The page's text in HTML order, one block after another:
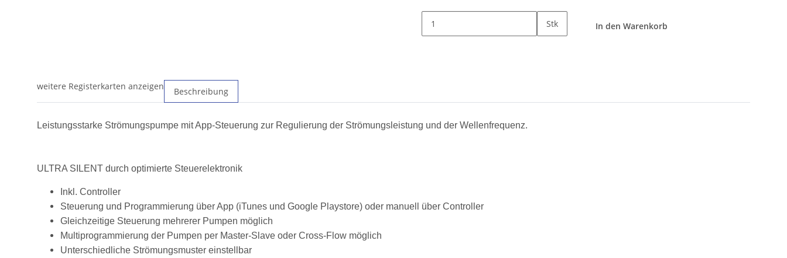
Stk In den Warenkorb
weitere Registerkarten anzeigen Beschreibung
Leistungsstarke Strömungspumpe mit App-Steuerung zur Regulierung der Strömungsleistung und der Wellenfrequenz.
ULTRA SILENT durch optimierte Steuerelektronik
Inkl. Controller
Steuerung und Programmierung über App (iTunes und Google Playstore) oder manuell über Controller
Gleichzeitige Steuerung mehrerer Pumpen möglich
Multiprogrammierung der Pumpen per Master-Slave oder Cross-Flow möglich
Unterschiedliche Strömungsmuster einstellbar